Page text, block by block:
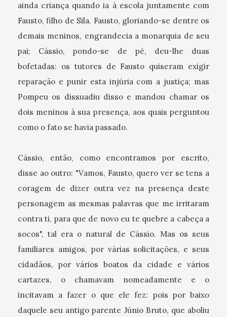
ainda criança quando ia à escola juntamente com
Fausto, filho de Sila. Fausto, gloriando-se dentre os
demais meninos, engrandecia a monarquia de seu
pai; Cássio, pondo-se de pé, deu-lhe duas
bofetadas: os tutores de Fausto quiseram exigir
reparação e punir esta injúria com a justiça; mas
Pompeu os dissuadiu disso e mandou chamar os
dois meninos à sua presença, aos quais perguntou
como o fato se havia passado.
Cássio, então, como encontramos por escrito,
disse ao outro: "Vamos, Fausto, quero ver se tens a
coragem de dizer outra vez na presença deste
personagem as mesmas palavras que me irritaram
contra ti, para que de novo eu te quebre a cabeça a
socos", tal era o natural de Cássio. Mas os seus
familiares amigos, por várias solicitações, e seus
cidadãos, por vários boatos da cidade e vários
cartazes, o chamavam nomeadamente e o
incitavam a fazer o que ele fez: pois por baixo
daquele seu antigo parente Júnio Bruto, que aboliu